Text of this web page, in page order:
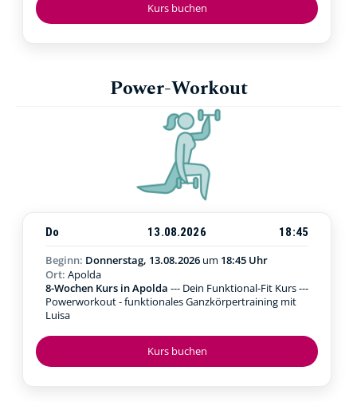
Kurs buchen
Power-Workout
Kurs buchen
Do 13.08.2026
18:45
Beginn: Donnerstag, 13.08.2026 um 18:45 Uhr
Ort: Apolda
8-Wochen Kurs in Apolda --- Dein Funktional-Fit Kurs ---
Powerworkout - funktionales Ganzkörpertraining mit
Luisa